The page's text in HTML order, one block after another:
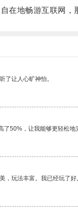
地畅游互联网，
了让人心旷神怡。
了50%，让我能够更轻松
，玩法丰富。我已经玩了好